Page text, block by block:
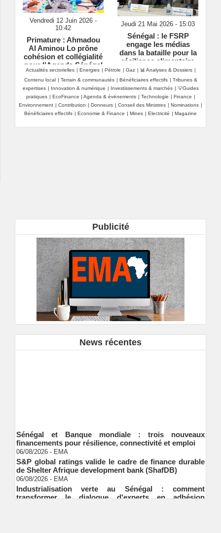
Vendredi 12 Juin 2026 -
10:42
Primature : Ahmadou
Al Aminou Lo prône
cohésion et collégialité
pour l’Agenda Sénégal
2050
Jeudi 21 Mai 2026 - 15:03
Sénégal : le FSRP
engage les médias
dans la bataille pour la
résilience alimentaire
Actualités sectorielles | Energies | Pétrole | Gaz | 📊 Analyses & Dossiers |
Contenu local | Terrain & communautés | Bénéficiaires effectifs | Tribunes &
expertises | Innovation & numérique | Investissements & marchés | 💡Guides
pratiques | EcoFinance | Agenda & événements | Technologie | Finance |
Environnement | Contribution | Donneurs | Conseil des Ministres | Nominations |
Bénéficiaires effectifs | Economie & Finance | Mines | Electricité | Magazine
Publicité
News récentes
Sénégal et Banque mondiale : trois nouveaux
financements pour résilience, connectivité et emploi
06/08/2026 -EMA
S&P global ratings valide le cadre de finance durable
de Shelter Afrique development bank (ShafDB)
06/08/2026 -EMA
Industrialisation verte au Sénégal : comment
transformer le dialogue d'experts en adhésion